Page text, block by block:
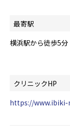
最寄駅
横浜駅から徒歩5分
クリニックHP
https://